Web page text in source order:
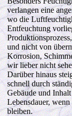
verlangen eine
wo die
Entfeuchtung
und nicht von
Korrosion,
wir lieber nicht
Darüber hinaus
schnell durch
Gebäude und
Lebensdauer,
bleiben.